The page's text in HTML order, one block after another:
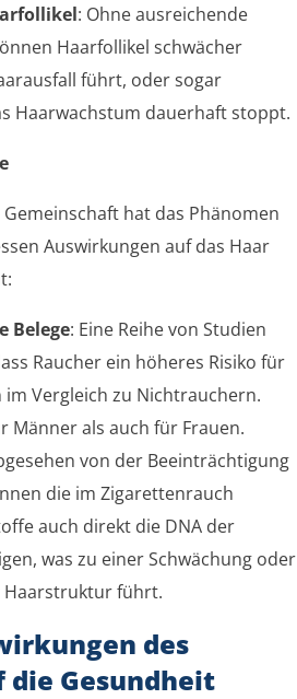
: Ohne ausreichende
Haarfollikel schwächer
führt, oder sogar
Haarwachstum dauerhaft stoppt.
hat das Phänomen
Auswirkungen auf das Haar
Belege: Eine Reihe von Studien
Raucher ein höheres Risiko für
im Vergleich zu Nichtrauchern.
Männer als auch für Frauen.
von der Beeinträchtigung
die im Zigarettenrauch
auch direkt die DNA der
was zu einer Schwächung oder
Haarstruktur führt.
des
die Gesundheit